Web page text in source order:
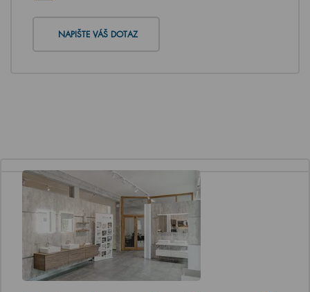
NAPIŠTE VÁŠ DOTAZ